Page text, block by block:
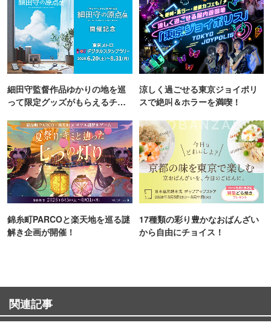
細田守監督作品ゆかりの地を巡
って限定グッズがもらえるチャ
涼しく過ごせる東京ジョイポリ
スで絶叫＆ホラーを満喫！
錦糸町PARCOと楽天地を巡る謎
解き企画が開催！
17種類の彩り豊かなおばんざい
から自由にチョイス！
関連記事